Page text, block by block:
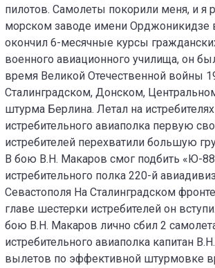
пилотов. Самолеты покорили меня, и я
морском заводе имени Орджоникидзе
окончил 6-месячные курсы
военного авиационного училища, он
время Великой Отечественной войны
Сталинградском, Донском,
штурма Берлина. Летал на
истребительного авиаполка первую
истребителей перехватили большую
В бою В.Н. Макаров смог подбить «Ю-
истребительного полка 220-й
Севастополя На Сталинградском
главе шестерки истребителей он
бою В.Н. Макаров лично сбил 2
истребительного авиаполка капитан
вылетов по эффективной штурмовке